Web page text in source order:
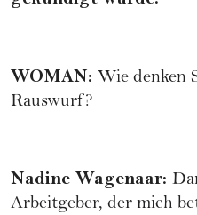
WOMAN: Wie denken
Rauswurf?
Nadine Wagenaar:
Arbeitgeber, der mich